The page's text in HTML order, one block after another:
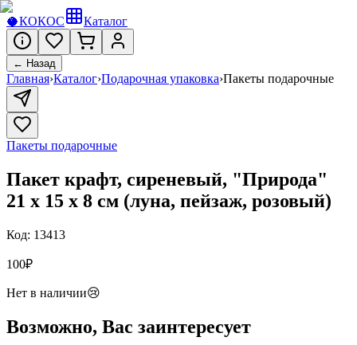
🥥КОКОС Каталог
← Назад
Главная›Каталог›Подарочная упаковка›Пакеты подарочные
Пакеты подарочные
Пакет крафт, сиреневый, "Природа"
21 х 15 х 8 см (луна, пейзаж, розовый)
Код: 13413
100₽
Нет в наличии😢
Возможно, Вас заинтересует